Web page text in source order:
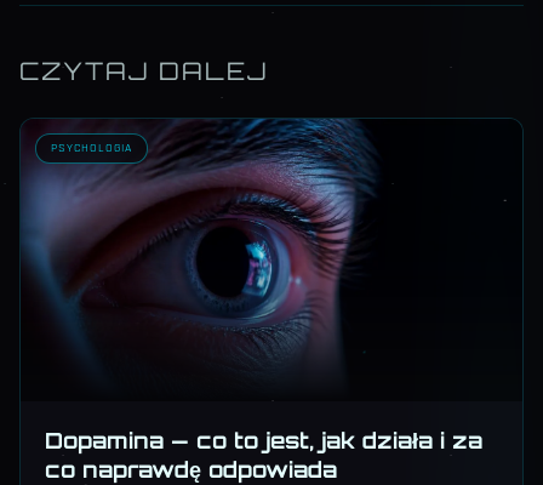
CZYTAJ DALEJ
PSYCHOLOGIA
Dopamina — co to jest, jak działa i za
co naprawdę odpowiada